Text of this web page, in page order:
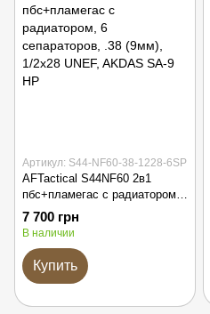
Артикул: S44-NF60-38-1228-6SP
AFTactical S44NF60 2в1
пбс+пламегас с радиатором,
6 сепараторов, .38 (9мм),
1/2x28 UNEF, AKDAS SA-9 HP
7 700 грн
В наличии
Купить